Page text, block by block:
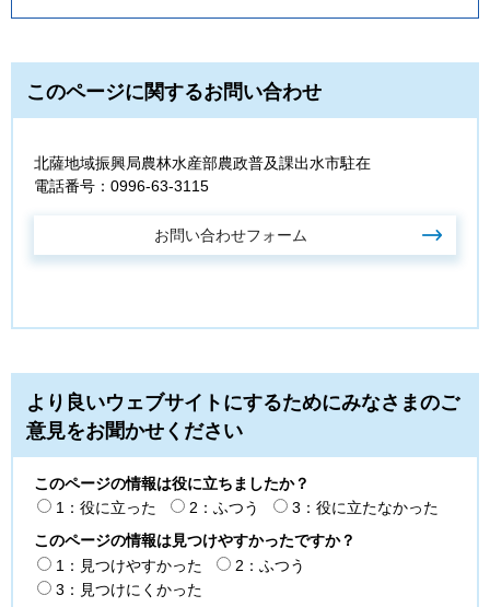
このページに関するお問い合わせ
北薩地域振興局農林水産部農政普及課出水市駐在
電話番号：0996-63-3115
より良いウェブサイトにするためにみなさまのご
意見をお聞かせください
このページの情報は役に立ちましたか？
1：役に立った
2：ふつう
3：役に立たなかった
このページの情報は見つけやすかったですか？
1：見つけやすかった
2：ふつう
3：見つけにくかった